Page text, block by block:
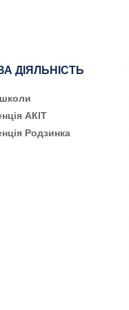
ДІЯЛЬНІСТЬ
АКІТ
Родзинка